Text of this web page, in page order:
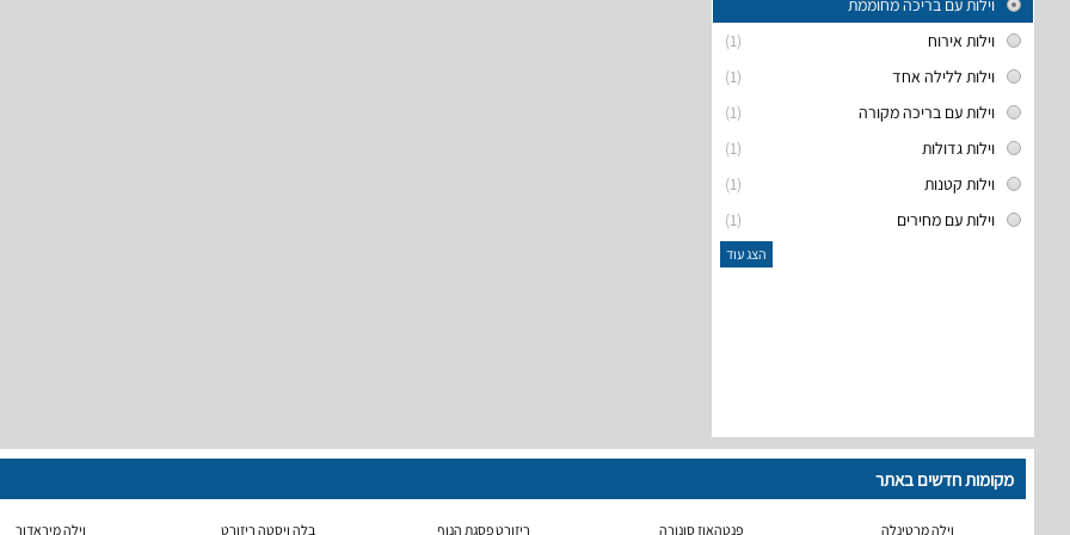
וילות עם בריכה מחוממת
(1)
וילות אירוח
(1)
וילות ללילה אחד
(1)
וילות עם בריכה מקורה
(1)
וילות גדולות
(1)
וילות קטנות
(1)
וילות עם מחירים
הצג עוד
מקומות חדשים באתר
וילה מרטינלה פנטהאוז סונורה ריזורט פסגת הנוף בלה ויסטה ריזורט וילה מיראדור